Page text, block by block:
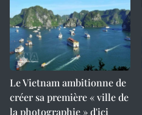
Le Vietnam ambitionne de
créer sa première « ville de
la photographie » d'ici